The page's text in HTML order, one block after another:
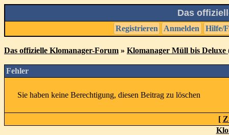
Das
Registrieren Anmelden Hilfe/
Das offizielle Klomanager-Forum » Klomanager Müll bis Deluxe
Fehler
Sie haben keine Berechtigung, diesen Beitrag zu löschen
[